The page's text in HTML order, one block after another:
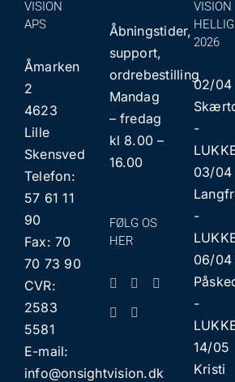
VISION
APS
Åmarken
2
4623
Lille
Skensved
Telefon:
57 61 11
90
Fax: 70
70 73 90
CVR:
2583
5581
E-mail:
info@onsightvision.dk
Åbningstider,
support,
ordrebestilling
Mandag
– fredag
kl 8.00 –
16.00
FØLG OS
HER
VISION
2026
02/04
​​-
03/04
​​-
06/04
​​-
14/05
Kristi